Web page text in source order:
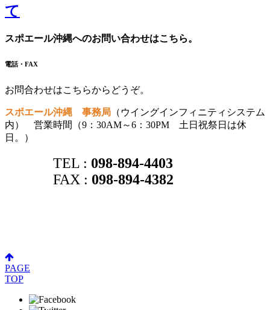
て
スポエール沖縄へのお問い合わせはこちら。
電話・FAX
お問合わせはこちらからどうぞ。
スポエール沖縄 事務局 （ウイングインフィニティシステム
内） 営業時間（9：30AM～6：30PM 土日祝祭日は休
日。）
TEL : 098-894-4403
FAX : 098-894-4382
PAGE
TOP